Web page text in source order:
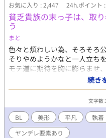
お気に入り : 2,447 24h.ポイント
貧乏貴族の末っ子は、取
う
まと
色々と煩わしい為、そろそろ
そりやめようかなと一人立ち
モテ道に期待を胸に膨らませ
のか？？！！ ⚠️趣味で書いて
や、世界観に対する批判コメ
メントにはお返しできません
続き
文字数
BL 美形 平凡 執着
ヤンデレ要素あり